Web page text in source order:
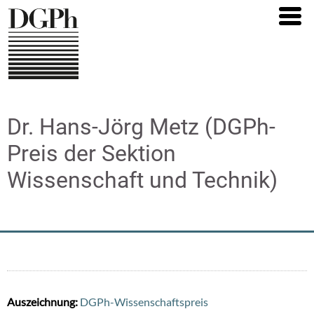
Direkt
zum
Inhalt
Dr. Hans-Jörg Metz (DGPh-
Preis der Sektion
Wissenschaft und Technik)
Auszeichnung: DGPh-Wissenschaftspreis